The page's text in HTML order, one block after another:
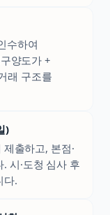
수하여
양도가 +
래 구조를
)
출하고, 본점·
시·도청 심사 후
다.